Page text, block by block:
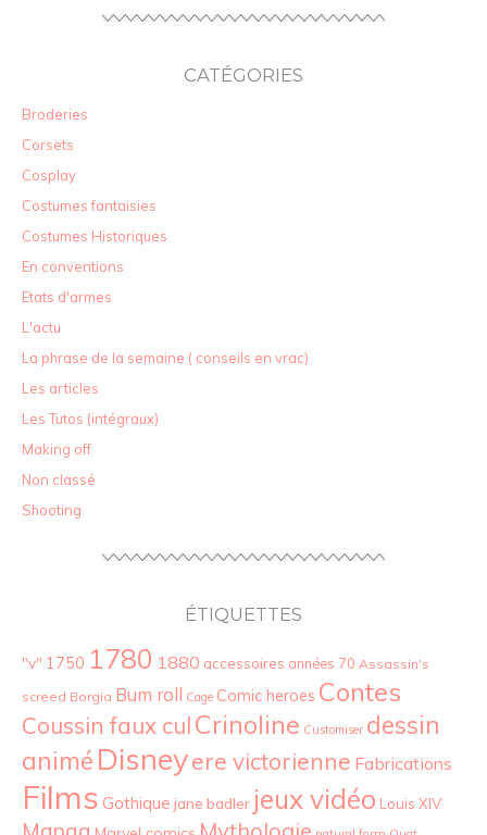
CATÉGORIES
Broderies
Corsets
Cosplay
Costumes fantaisies
Costumes Historiques
En conventions
Etats d'armes
L'actu
La phrase de la semaine ( conseils en vrac)
Les articles
Les Tutos (intégraux)
Making off
Non classé
Shooting
ÉTIQUETTES
"v" 1750 1780 1880 accessoires années 70 Assassin's
screed Borgia Bum roll Cage Comic heroes Contes
Coussin faux culCrinoline Customiser dessin
animé Disneyere victorienne Fabrications
Films Gothique jane badler jeux vidéo Louis XIV